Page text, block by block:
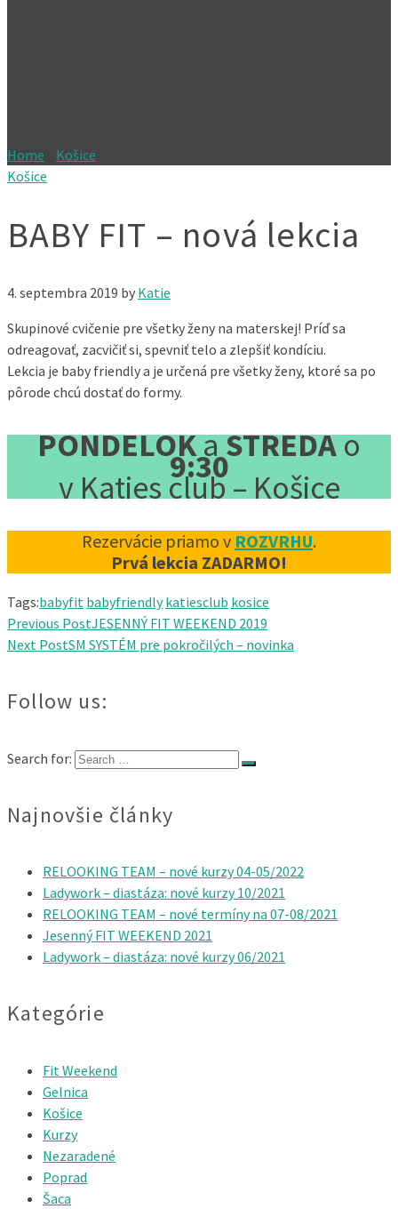
Home Košice
Košice
BABY FIT – nová lekcia
4. septembra 2019 by Katie
Skupinové cvičenie pre všetky ženy na materskej! Príď sa
odreagovať, zacvičiť si, spevniť telo a zlepšiť kondíciu.
Lekcia je baby friendly a je určená pre všetky ženy, ktoré sa po
pôrode chcú dostať do formy.
PONDELOKaSTREDAo
9:30
v Katies club – Košice
Rezervácie priamo v ROZVRHU.
Prvá lekcia ZADARMO!
Tags:babyfit babyfriendly katiesclub kosice
Previous PostJESENNÝ FIT WEEKEND 2019
Next PostSM SYSTÉM pre pokročilých – novinka
Follow us:
Search for:
Najnovšie články
RELOOKING TEAM – nové kurzy 04-05/2022
Ladywork – diastáza: nové kurzy 10/2021
RELOOKING TEAM – nové termíny na 07-08/2021
Jesenný FIT WEEKEND 2021
Ladywork – diastáza: nové kurzy 06/2021
Kategórie
Fit Weekend
Gelnica
Košice
Kurzy
Nezaradené
Poprad
Šaca